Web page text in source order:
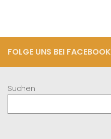
FOLGE UNS BEI FACEBOOK
Suchen